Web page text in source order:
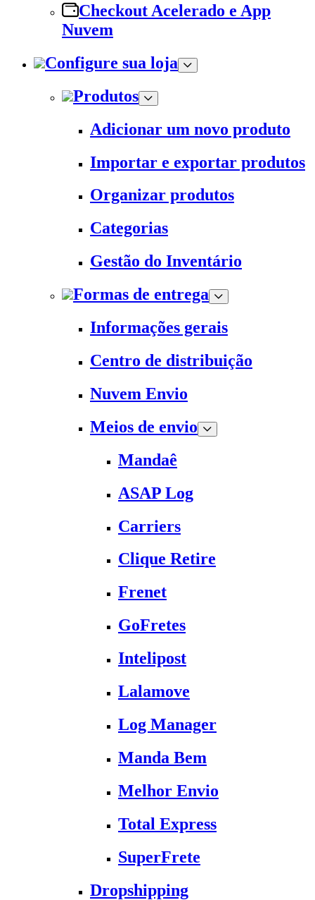
Checkout Acelerado e App
Nuvem
Configure sua loja
Produtos
Adicionar um novo produto
Importar e exportar produtos
Organizar produtos
Categorias
Gestão do Inventário
Formas de entrega
Informações gerais
Centro de distribuição
Nuvem Envio
Meios de envio
Mandaê
ASAP Log
Carriers
Clique Retire
Frenet
GoFretes
Intelipost
Lalamove
Log Manager
Manda Bem
Melhor Envio
Total Express
SuperFrete
Dropshipping